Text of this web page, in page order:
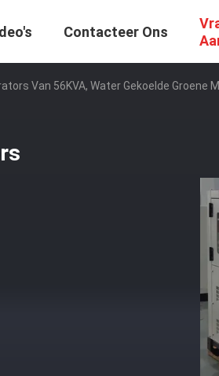
Contacteer Ons
Van 56KVA, Water Gekoelde Groene